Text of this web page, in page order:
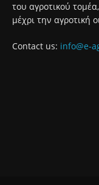
του αγροτικού
μέχρι την αγροτική
Contact us: info@e-